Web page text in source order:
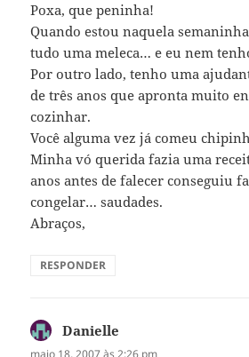
Poxa, que peninha!
Quando estou naquela
tudo uma meleca… e eu nem
Por outro lado, tenho uma
de três anos que apronta muito
cozinhar.
Você alguma vez já comeu
Minha vó querida fazia uma
anos antes de falecer conseguiu
congelar… saudades.
Abraços,
RESPONDER
Danielle